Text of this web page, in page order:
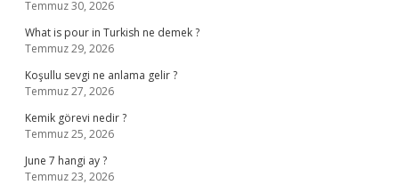
Temmuz 30, 2026
What is pour in Turkish ne demek ?
Temmuz 29, 2026
Koşullu sevgi ne anlama gelir ?
Temmuz 27, 2026
Kemik görevi nedir ?
Temmuz 25, 2026
June 7 hangi ay ?
Temmuz 23, 2026